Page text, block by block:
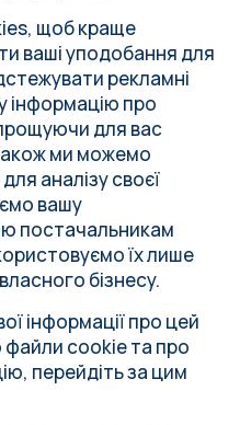
щоб краще
ваші уподобання для
рекламні
інформацію про
для вас
ми можемо
аналізу своєї
вашу
постачальникам
їх лише
бізнесу.
інформації про цей
cookie та про
перейдіть за цим